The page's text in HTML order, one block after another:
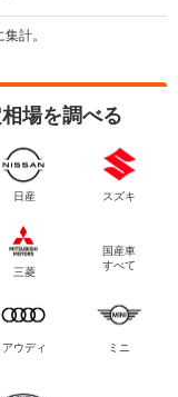
計。
場を調べる
日産 スズキ
三菱
国産車
すべて
アウディ ミニ